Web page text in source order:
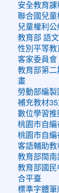
安全教育
聯合國兒童
兒童權利
教育部 語
性別平等教
客家委員會
教育部第
畫
勞動部編
補充教材35
數位學習推
桃園市自編
桃園市自編
客語輔助教
教育部閩南
教育部國
合平臺
標準字體筆